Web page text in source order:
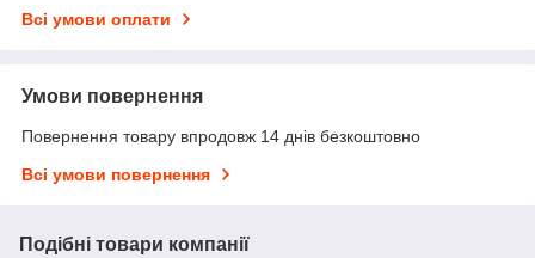
Всі умови оплати
Умови повернення
Повернення товару впродовж 14 днів безкоштовно
Всі умови повернення
Подібні товари компанії